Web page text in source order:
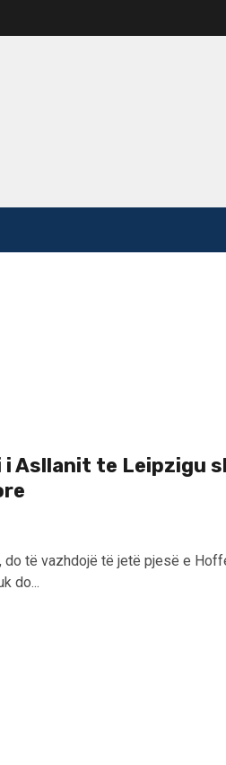
Asllanit te Leipzigu
do të vazhdojë të jetë pjesë e
do...